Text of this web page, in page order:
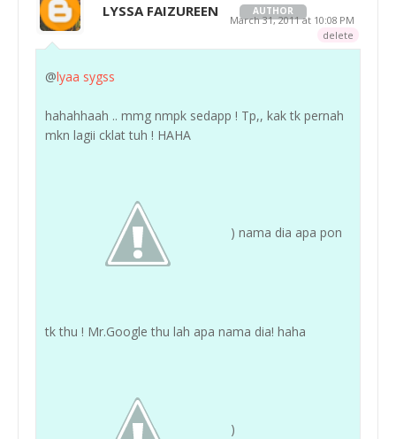
LYSSA FAIZUREEN AUTHOR
March 31, 2011 at 10:08 PM
delete
@lyaa sygss
hahahhaah .. mmg nmpk sedapp ! Tp,, kak tk pernah
mkn lagii cklat tuh ! HAHA
) nama dia apa pon
tk thu ! Mr.Google thu lah apa nama dia! haha
)